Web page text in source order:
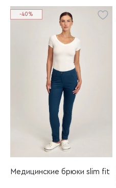
Медицинские брюки slim fit
-40%